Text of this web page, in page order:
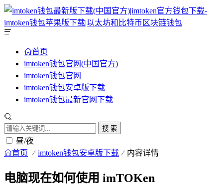
首页
imtoken钱包官网(中国官方)
imtoken钱包官网
imtoken钱包安卓版下载
imtoken钱包最新官网下载
搜 索
昼/夜
首页 imtoken钱包安卓版下载 内容详情
电脑现在如何使用 imTOKen